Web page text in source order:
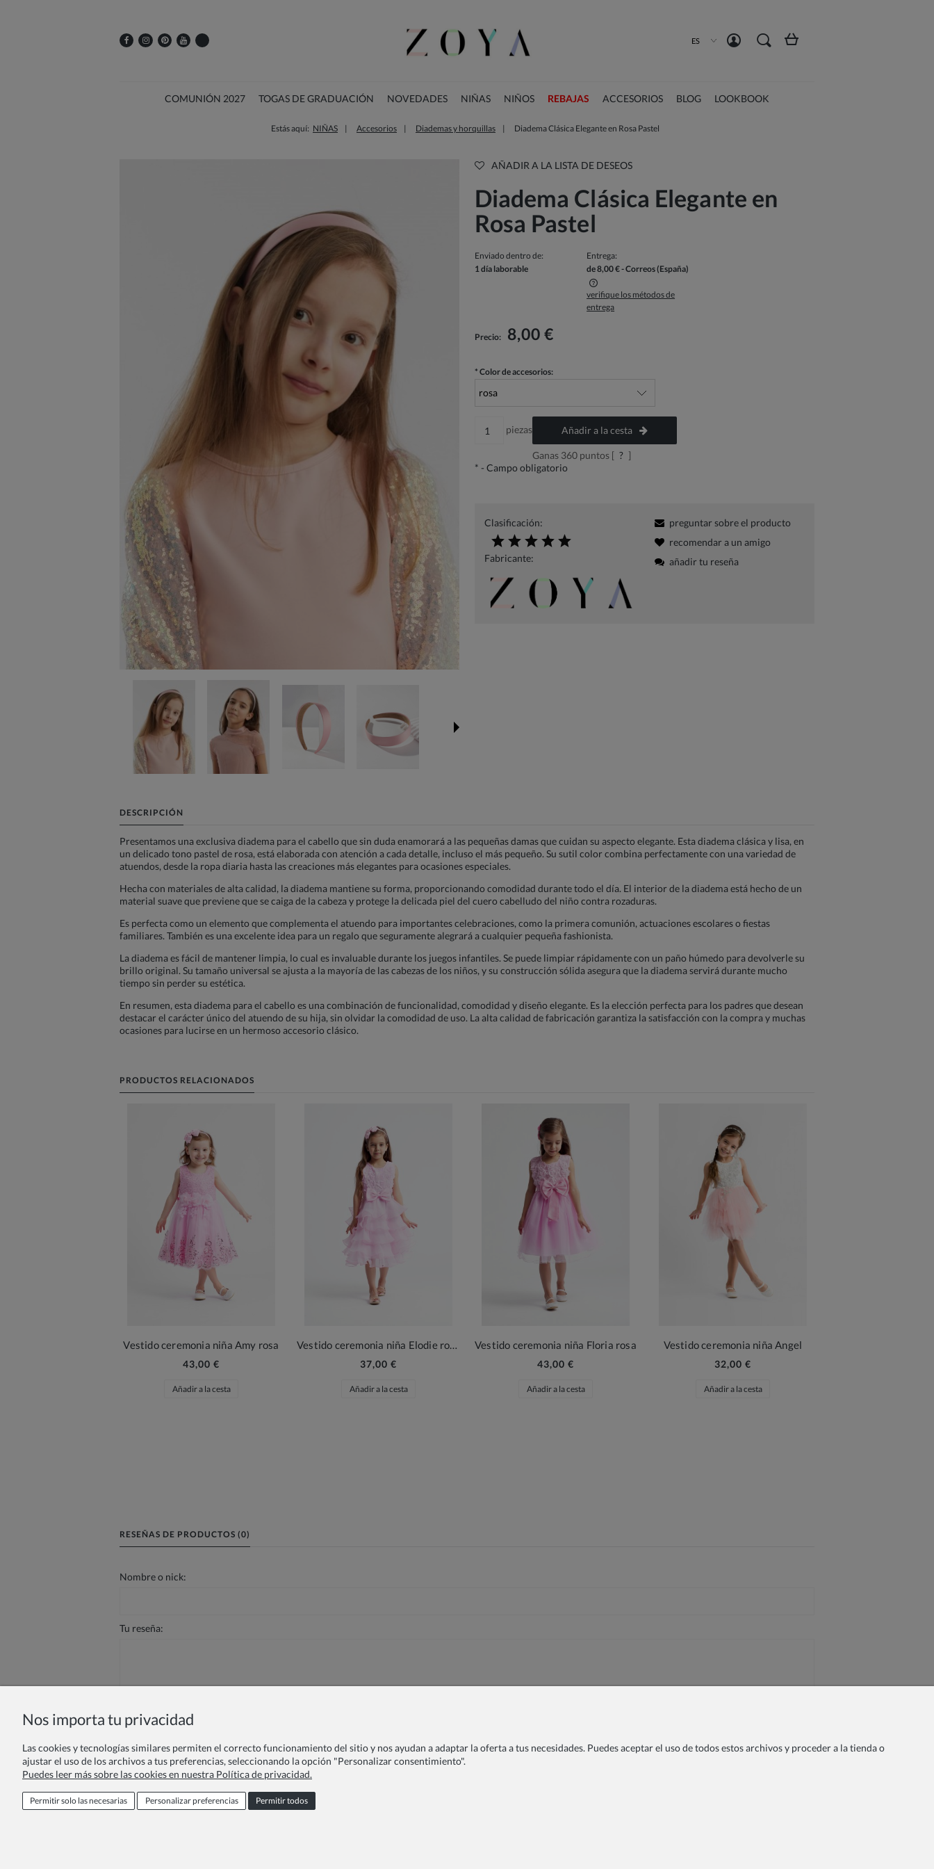
ES
COMUNIÓN 2027 TOGAS DE GRADUACIÓN NOVEDADES NIÑAS NIÑOS REBAJAS ACCESORIOS BLOG LOOKBOOK
Estás aquí: NIÑAS Accesorios Diademas y horquillas Diadema Clásica Elegante en Rosa Pastel
AÑADIR A LA LISTA DE DESEOS
Diadema Clásica Elegante en
Rosa Pastel
Enviado dentro de:
1 día laborable
Entrega:
de 8,00 €- Correos(España)
verifique los métodos de
entrega
Precio: 8,00 €
* Color de accesorios:
piezas Añadir a la cesta
Ganas 360puntos [ ? ]
* - Campo obligatorio
Clasificación:
Fabricante:
preguntar sobre el producto
recomendar a un amigo
añadir tu reseña
DESCRIPCIÓN
Presentamos una exclusiva diadema para el cabello que sin duda enamorará a las pequeñas damas que cuidan su aspecto elegante. Esta diadema clásica y lisa, en
un delicado tono pastel de rosa, está elaborada con atención a cada detalle, incluso el más pequeño. Su sutil color combina perfectamente con una variedad de
atuendos, desde la ropa diaria hasta las creaciones más elegantes para ocasiones especiales.
Hecha con materiales de alta calidad, la diadema mantiene su forma, proporcionando comodidad durante todo el día. El interior de la diadema está hecho de un
material suave que previene que se caiga de la cabeza y protege la delicada piel del cuero cabelludo del niño contra rozaduras.
Es perfecta como un elemento que complementa el atuendo para importantes celebraciones, como la primera comunión, actuaciones escolares o fiestas
familiares. También es una excelente idea para un regalo que seguramente alegrará a cualquier pequeña fashionista.
La diadema es fácil de mantener limpia, lo cual es invaluable durante los juegos infantiles. Se puede limpiar rápidamente con un paño húmedo para devolverle su
brillo original. Su tamaño universal se ajusta a la mayoría de las cabezas de los niños, y su construcción sólida asegura que la diadema servirá durante mucho
tiempo sin perder su estética.
En resumen, esta diadema para el cabello es una combinación de funcionalidad, comodidad y diseño elegante. Es la elección perfecta para los padres que desean
destacar el carácter único del atuendo de su hija, sin olvidar la comodidad de uso. La alta calidad de fabricación garantiza la satisfacción con la compra y muchas
ocasiones para lucirse en un hermoso accesorio clásico.
PRODUCTOS RELACIONADOS
Vestido ceremonia niña Amy rosa
43,00 €
Añadir a la cesta
37,00 €
Añadir a la cesta
Vestido ceremonia niña Floria rosa
43,00 €
Añadir a la cesta
Vestido ceremonia niña Angel
32,00 €
Añadir a la cesta
RESEÑAS DE PRODUCTOS (0)
Nombre o nick:
Tu reseña:
Enviar
Programa de fidelidad Oferta para Centros Educativos
Nos importa tu privacidad
Las cookies y tecnologías similares permiten el correcto funcionamiento del sitio y nos ayudan a adaptar la oferta a tus necesidades. Puedes aceptar el uso de todos estos archivos y proceder a la tienda o
ajustar el uso de los archivos a tus preferencias, seleccionando la opción "Personalizar consentimiento".
Puedes leer más sobre las cookies en nuestra Política de privacidad.
Permitir solo las necesarias Personalizar preferencias Permitir todos